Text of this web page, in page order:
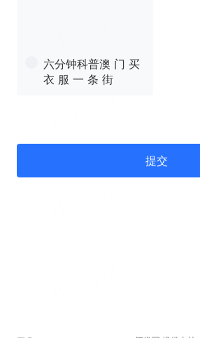
六分钟科普澳 门 买
衣 服 一 条 街
提交